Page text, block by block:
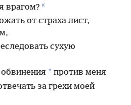
врагом? к
от страха лист,
сухую
* против меня
за грехи моей